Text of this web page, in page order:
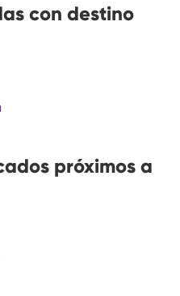
con destino
próximos a